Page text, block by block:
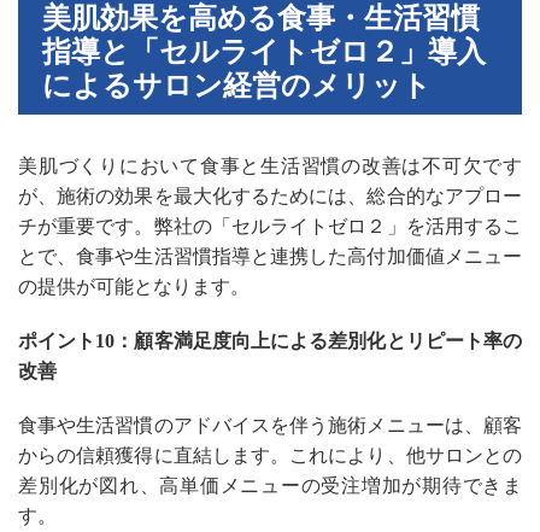
美肌効果を高める食事・生活習慣
指導と「セルライトゼロ２」導入
によるサロン経営のメリット
美肌づくりにおいて食事と生活習慣の改善は不可欠です
が、施術の効果を最大化するためには、総合的なアプロー
チが重要です。弊社の「セルライトゼロ２」を活用するこ
とで、食事や生活習慣指導と連携した高付加価値メニュー
の提供が可能となります。
ポイント10：顧客満足度向上による差別化とリピート率の
改善
食事や生活習慣のアドバイスを伴う施術メニューは、顧客
からの信頼獲得に直結します。これにより、他サロンとの
差別化が図れ、高単価メニューの受注増加が期待できま
す。